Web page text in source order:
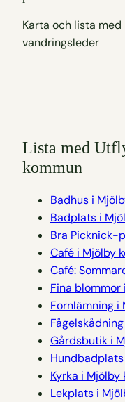
Karta och lista med
vandringsleder
Lista med
kommun
Badhus i
Badplats i
Bra Picknick-
Café i Mjölby
Café:
Fina blommor
Fornlämning i
Gårdsbutik i
Kyrka i Mjölby
Lekplats i